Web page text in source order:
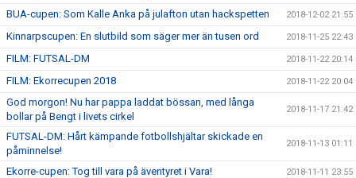
BUA-cupen: Som Kalle Anka på julafton utan hackspetten 2018-12-02 21:55
Kinnarpscupen: En slutbild som säger mer än tusen ord 2018-11-25 22:43
FILM: FUTSAL-DM 2018-11-22 20:14
FILM: Ekorrecupen 2018 2018-11-22 20:04
God morgon! Nu har pappa laddat bössan, med långa
bollar på Bengt i livets cirkel
2018-11-17 21:42
FUTSAL-DM: Hårt kämpande fotbollshjältar skickade en
påminnelse!
2018-11-13 01:11
Ekorre-cupen: Tog till vara på äventyret i Vara! 2018-11-11 23:55